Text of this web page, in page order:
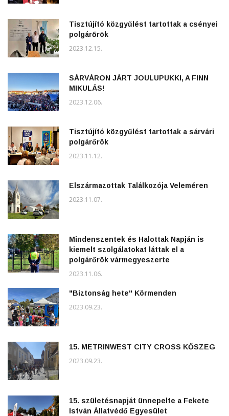
Tisztújító közgyűlést tartottak a csényei
polgárőrök
2023.12.15.
SÁRVÁRON JÁRT JOULUPUKKI, A FINN
MIKULÁS!
2023.12.06.
Tisztújító közgyűlést tartottak a sárvári
polgárőrök
2023.11.12.
Elszármazottak Találkozója Veleméren
2023.11.07.
Mindenszentek és Halottak Napján is
kiemelt szolgálatokat láttak el a
polgárőrök vármegyeszerte
2023.11.06.
"Biztonság hete" Körmenden
2023.09.23.
15. METRINWEST CITY CROSS KŐSZEG
2023.09.23.
15. születésnapját ünnepelte a Fekete
István Állatvédő Egyesület